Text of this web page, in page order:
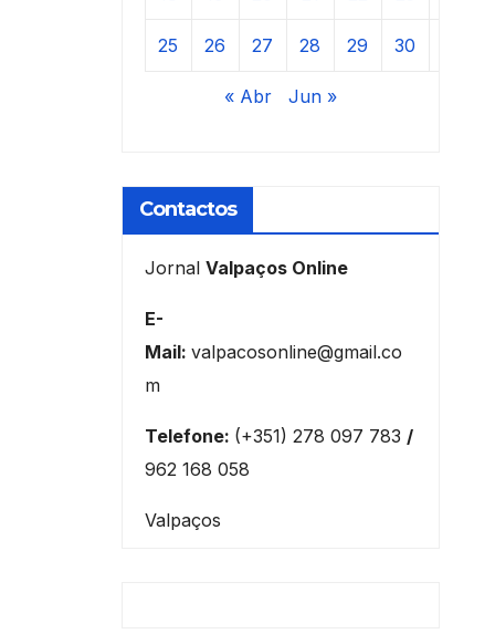
25 26 27 28 29 30
« Abr Jun »
Contactos
Jornal Valpaços Online
E-
Mail: valpacosonline@gmail.co
m
Telefone: (+351) 278 097 783 /
962 168 058
Valpaços